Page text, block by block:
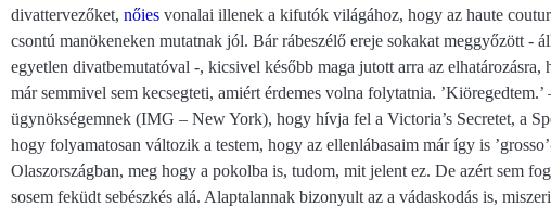
divattervezőket, nőies vonalai illenek a kifutók világához, hogy az haute
csontú manökeneken mutatnak jól. Bár rábeszélő ereje sokakat meggyőzött -
egyetlen divatbemutatóval -, kicsivel később maga jutott arra az
már semmivel sem kecsegteti, amiért érdemes volna folytatnia.
ügynökségemnek (IMG – New York), hogy hívja fel a Victoria’s Secretet, a
hogy folyamatosan változik a testem, hogy az ellenlábasaim már így is
Olaszországban, meg hogy a pokolba is, tudom, mit jelent ez. De azért sem
sosem feküdt sebészkés alá. Alaptalannak bizonyult az a vádaskodás is,